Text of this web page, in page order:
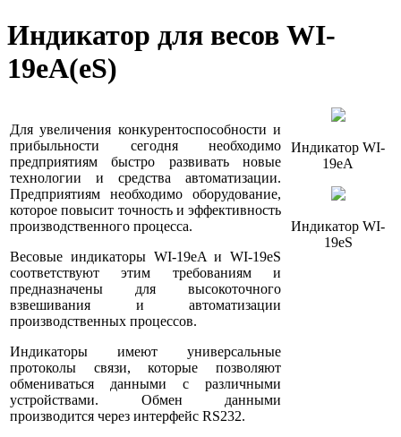
Индикатор для весов WI-
19eA(eS)
Для увеличения конкурентоспособности и
прибыльности сегодня необходимо
предприятиям быстро развивать новые
технологии и средства автоматизации.
Предприятиям необходимо оборудование,
которое повысит точность и эффективность
производственного процесса.
Весовые индикаторы WI-19eA и WI-19eS
соответствуют этим требованиям и
предназначены для высокоточного
взвешивания и автоматизации
производственных процессов.
Индикаторы имеют универсальные
протоколы связи, которые позволяют
обмениваться данными с различными
устройствами. Обмен данными
производится через интерфейс RS232.
Индикатор WI-
19eA
Индикатор WI-
19eS